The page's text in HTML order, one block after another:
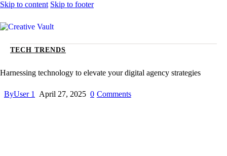
Skip to content Skip to footer
TECH TRENDS
Harnessing technology to elevate your digital agency strategies
ByUser 1 April 27, 2025 0 Comments